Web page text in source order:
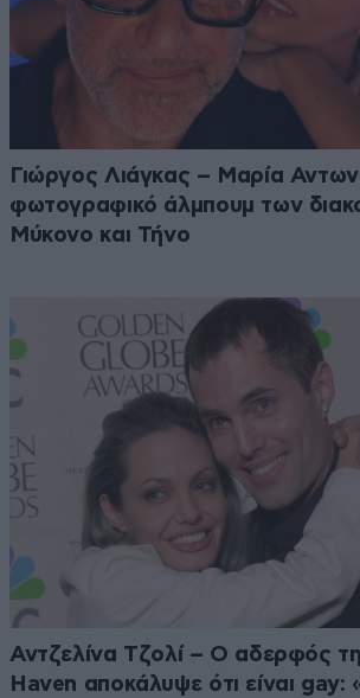
Γιώργος Λιάγκας – Μαρία
φωτογραφικό άλμπουμ των
Μύκονο και Τήνο
Αντζελίνα Τζολί – Ο αδερφός
Haven αποκάλυψε ότι είναι